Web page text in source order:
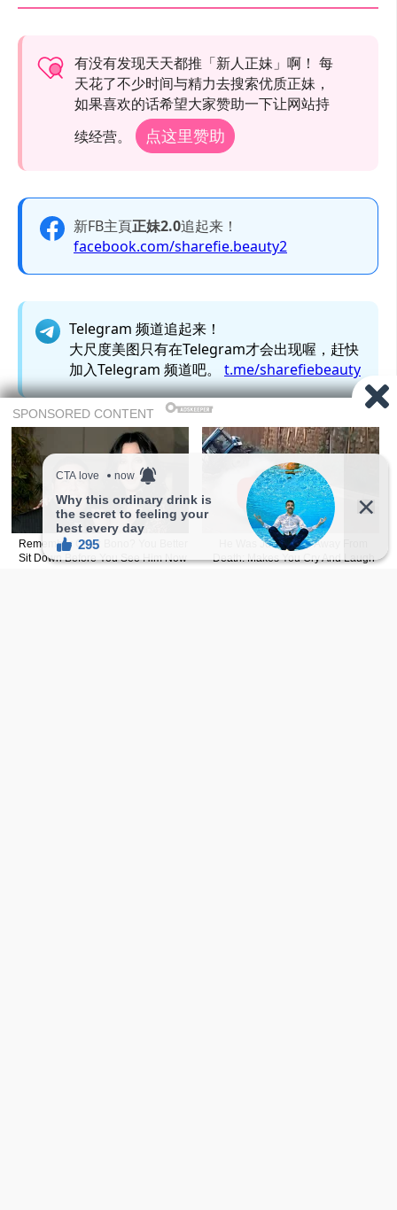
有没有发现天天都推「新人正妹」啊！ 每
天花了不少时间与精力去搜索优质正妹，
如果喜欢的话希望大家赞助一下让网站持
续经营。
点这里赞助
新FB主頁正妹2.0追起来！
facebook.com/sharefie.beauty2
Telegram 频道追起来！
大尺度美图只有在Telegram才会出现喔，赶快
加入Telegram 频道吧。 t.me/sharefiebeauty
本网站文章内容若非註明皆由自家编辑撰写，如欲转载，
請附上文章连结并注明出处。
图撷取自网络，无意冒犯，如有侵权，侵犯隐私，或本人
不想被报道，请联络我们，将立即删除文章。